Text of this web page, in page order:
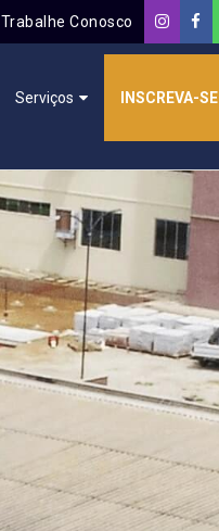
Trabalhe Conosco
Serviços INSCREVA-SE